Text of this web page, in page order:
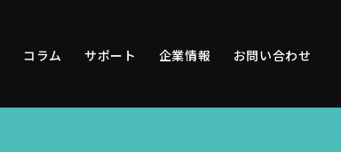
コラム サポート 企業情報 お問い合わせ